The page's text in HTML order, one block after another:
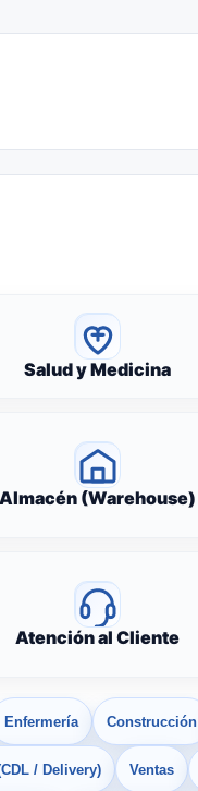
Salud y Medicina
Almacén (Warehouse)
Atención al Cliente
Enfermería Construcción
/ Delivery) Ventas